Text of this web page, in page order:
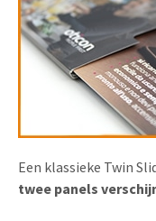
Een klassieke Twin
twee panels